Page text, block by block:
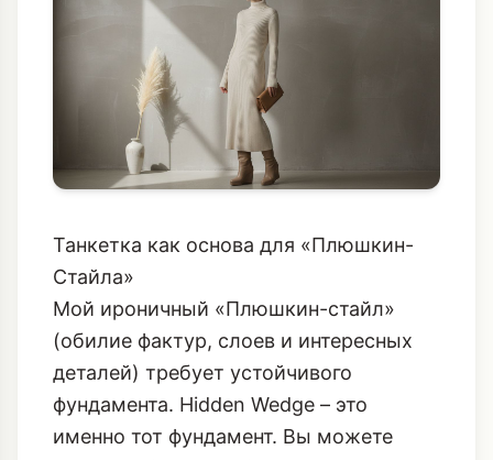
вертикаль.
Танкетка как основа для «Плюшкин-
Стайла»
Мой ироничный «Плюшкин-стайл»
(обилие фактур, слоев и интересных